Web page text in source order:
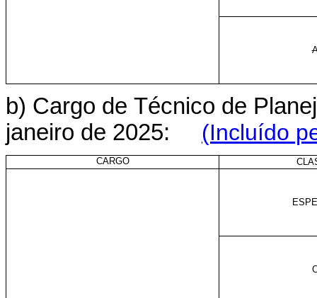
b) Cargo de Técnico de
janeiro de 2025: (Incluído
CARGO